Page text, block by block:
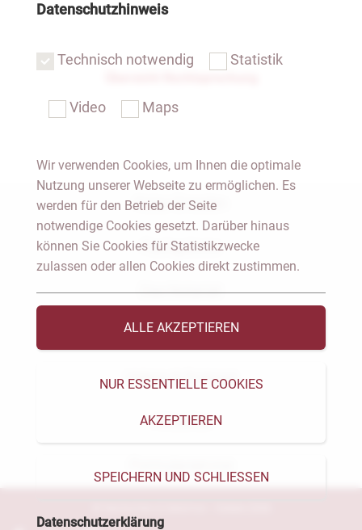
Notar Dresden
Fachgebiete
Das Notariat
Vorträge & Veröffentlichungen
Videos & Podcast
Aktuelles
Datenschutzhinweis
Technisch notwendig Statistik
Video Maps
Wir verwenden Cookies, um Ihnen die optimale
Nutzung unserer Webseite zu ermöglichen. Es
werden für den Betrieb der Seite
notwendige Cookies gesetzt. Darüber hinaus
können Sie Cookies für Statistikzwecke
zulassen oder allen Cookies direkt zustimmen.
ALLE AKZEPTIEREN
NUR ESSENTIELLE COOKIES
AKZEPTIEREN
SPEICHERN UND SCHLIESSEN
Datenschutzerklärung